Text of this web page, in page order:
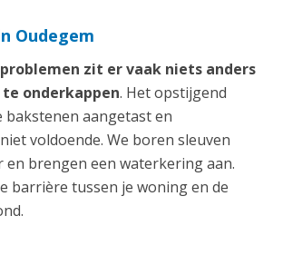
Oudegem
zit er vaak niets anders
onderkappen. Het opstijgend
bakstenen aangetast en
voldoende. We boren sleuven
en brengen een waterkering aan.
barrière tussen je woning en de